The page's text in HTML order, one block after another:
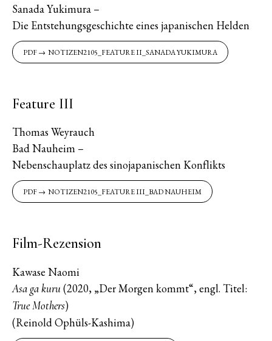
Sanada Yukimura –
Die Entstehungsgeschichte eines japanischen Helden
NOTIZEN2105_FEATURE II_SANADA YUKIMURA
Feature III
Thomas Weyrauch
Bad Nauheim –
Nebenschauplatz des sinojapanischen Konflikts
NOTIZEN2105_FEATURE III_BAD NAUHEIM
Film-Rezension
Kawase Naomi
Asa ga kuru(2020, „Der Morgen kommt“, engl. Titel:
True Mothers)
(Reinold Ophüls-Kashima)